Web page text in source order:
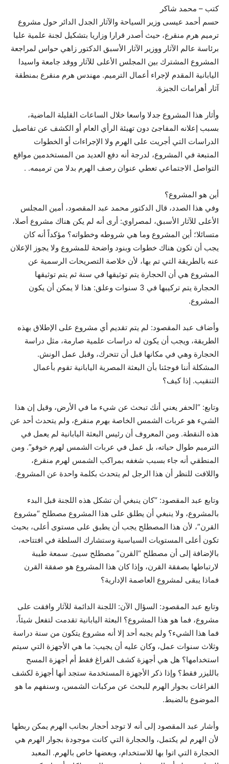
كتب – محمد شاكر
حسم أحمد عيسى وزير السياحة والآثار الجدل الدائر حول مشروع
ترميم هرم منقرع، حيث أصدر قرارا وزاريا بتشكيل لجنة علمية عليا
برئاسة عالم الآثار ووزير الآثار الأسبق الدكتور زاهي حواس لمراجعة
المشروع المشترك بين المجلس الأعلى للآثار ووفد جامعة واسيدا
اليابانية المقدم لإجراء أعمال الترميم. مهندس هرم منقرع بمنطقة
آثار أهرامات الجيزة.
وأثار هذا المشروع جدلا واسعا خلال الساعات القليلة الماضية،
بسبب إعلانه المفاجئ دون تهيئة الرأي العام أو الكشف عن تفاصيل
الدراسات التي أجريت على الهرم ولا الإجراءات أو الخطوات
المتبعة في المشروع، لدرجة أنه دفع العديد من المستخدمين مواقع
التواصل الاجتماعي تعطي عنوان رصف الهرم بدلا من ترميمه. .
أين هو المشروع؟
وفي هذا الصدد، قال الدكتور محمد عبد المقصود، أمين المجلس
الأعلى للآثار الأسبق، لمصراوي: أرى أنه لم يكن هناك مشروع أصلا،
متسائلا؛ أين المشروع وما هي شروطه وخطواته؟ مؤكداً أنه كان
يجب أن تكون هناك خطوات وبنود واضحة للمشروع ولا يجوز الإعلان
عنه بالطريقة التي تم بها، لأن خلاصة التصريحات الرسمية عن
المشروع هي أن الحجارة يتم توثيقها في سنة ثم يتم توثيقها
الحجارة يتم تركيبها في 3 سنوات وعلق: هذا لا يمكن أن يكون
المشروع.
وأضاف عبد المقصود: لم يتم تقديم أي مشروع على الإطلاق بهذه
الطريقة، ويجب أن يكون له دراسات علمية صارمة، مثل دراسة
الحجارة وهي في مكانها قبل أن تتحرك، وقبل عمل الونش.
المشكلة أننا فوجئنا بأن البعثة المصرية اليابانية تقوم بأعمال
التنقيب. إذا كيف؟
وتابع: “الحفر يعني أنك تبحث عن شيء ما في الأرض، وقيل إن هذا
الشيء هو عربات الشمس الخاصة بهرم منقرع، ولم يتحدث أحد عن
هذه النقطة. ومن المعروف أن رئيس البعثة اليابانية لم يعمل في
الترميم طوال حياته، بل عمل في عربات الشمس لهرم خوفو”. ومن
المنطقي أنه جاء بسبب شغفه بمراكب الشمس لهرم منقرع،
واللافت للنظر أن هذا الرجل لم يتحدث بكلمة واحدة عن المشروع.
وتابع عبد المقصود: “كان ينبغي أن تشكل هذه اللجنة قبل البدء
بالمشروع، ولا ينبغي أن يطلق على هذا المشروع مصطلح “مشروع
القرن”، لأن هذا المصطلح يجب أن يطبق على مستوى أعلى، بحيث
تكون أعلى المستويات السياسية وستشارك السلطة في افتتاحه،
بالإضافة إلى أن مصطلح “القرن” مصطلح سيئ. سمعة طيبة
لارتباطها بصفقة القرن، وإذا كان هذا المشروع هو صفقة القرن
فماذا يبقى لمشروع العاصمة الإدارية؟
وتابع عبد المقصود: السؤال الآن: اللجنة الدائمة للآثار وافقت على
مشروع، فما هو هذا المشروع؟ البعثة اليابانية تقدمت لتفعل شيئاً،
فما هذا الشيء؟ ولم يجبه أحد إلا أنه مشروع يتكون من سنة دراسة
وثلاث سنوات عمل، وكان عليه أن يجيب: ما هي الأجهزة التي سيتم
استخدامها؟ هل هي أجهزة كشف الفراغ فقط أم أجهزة المسح
بالليزر فقط؟ وإذا ذكر الأجهزة المستخدمة ستجد أنها أجهزة لكشف
الفراغات بجوار الهرم للبحث عن مركبات الشمس، وسنفهم ما هو
الموضوع بالضبط.
وأشار عبد المقصود إلى أنه لا توجد أحجار بجانب الهرم يمكن ربطها
لأن الهرم لم يكتمل، والحجارة التي كانت موجودة بجوار الهرم هي
الحجارة التي اتوا بها للاستخدام، وبعضها خاص بالهرم. المعبد